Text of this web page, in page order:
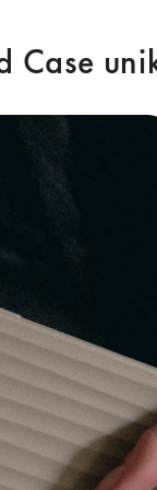
Case